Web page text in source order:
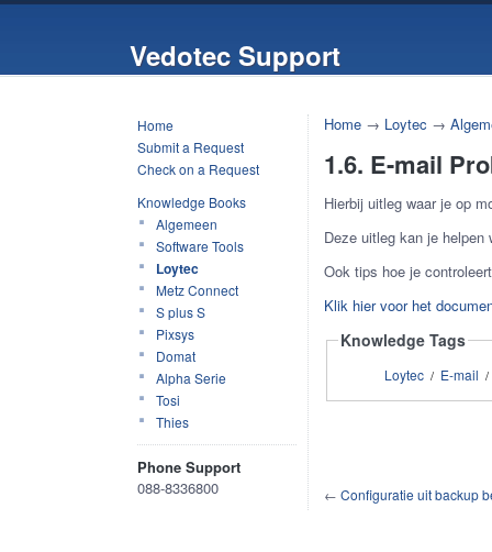
Vedotec Support
Home
Submit a Request
Check on a Request
Knowledge Books
Algemeen
Software Tools
Loytec
Metz Connect
S plus S
Pixsys
Domat
Alpha Serie
Tosi
Thies
Phone Support
088-8336800
Home → Loytec →
1.6. E-mail
Hierbij uitleg waar je op
Deze uitleg kan je
Ook tips hoe je
Klik hier voor het
Knowledge Tags
Loytec / E-mail /
← Configuratie uit backup